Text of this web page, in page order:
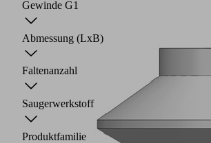
Gewinde G1
Abmessung (LxB)
Faltenanzahl
Saugerwerkstoff
Produktfamilie